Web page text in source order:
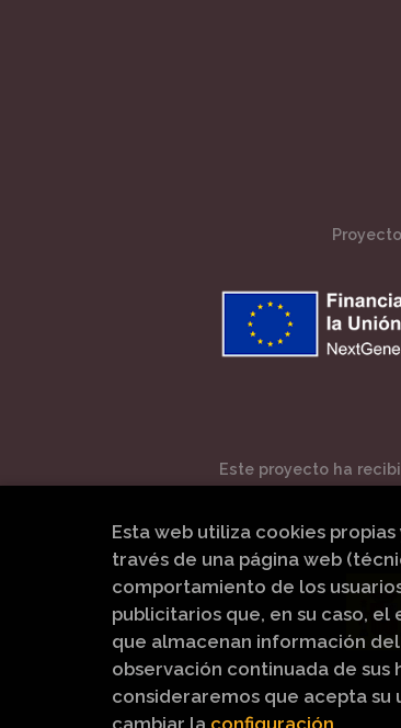
Este proyecto ha
Esta web utiliza cookies
través de una página web
comportamiento de los
publicitarios que, en su caso,
que almacenan información
observación continuada de sus
consideraremos que acepta su
cambiar la configuración